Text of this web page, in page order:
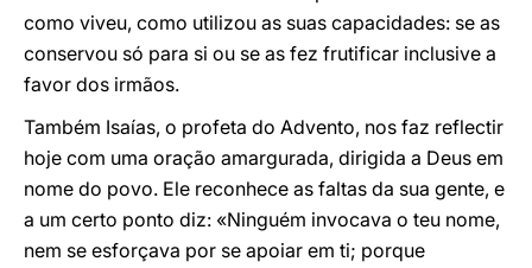
como viveu, como utilizou as suas capacidades: se as
conservou só para si ou se as fez frutificar inclusive a
favor dos irmãos.
Também Isaías, o profeta do Advento, nos faz reflectir
hoje com uma oração amargurada, dirigida a Deus em
nome do povo. Ele reconhece as faltas da sua gente, e
a um certo ponto diz: «Ninguém invocava o teu nome,
nem se esforçava por se apoiar em ti; porque